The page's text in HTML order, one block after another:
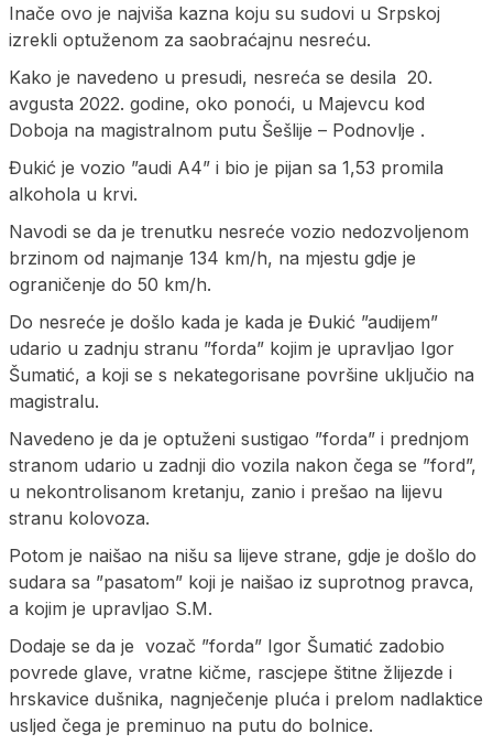
Inače ovo je najviša kazna koju su sudovi u Srpskoj
izrekli optuženom za saobraćajnu nesreću.
Kako je navedeno u presudi, nesreća se desila 20.
avgusta 2022. godine, oko ponoći, u Majevcu kod
Doboja na magistralnom putu Šešlije – Podnovlje .
Đukić je vozio ”audi A4” i bio je pijan sa 1,53 promila
alkohola u krvi.
Navodi se da je trenutku nesreće vozio nedozvoljenom
brzinom od najmanje 134 km/h, na mjestu gdje je
ograničenje do 50 km/h.
Do nesreće je došlo kada je kada je Đukić ”audijem”
udario u zadnju stranu ”forda” kojim je upravljao Igor
Šumatić, a koji se s nekategorisane površine uključio na
magistralu.
Navedeno je da je optuženi sustigao ”forda” i prednjom
stranom udario u zadnji dio vozila nakon čega se ”ford”,
u nekontrolisanom kretanju, zanio i prešao na lijevu
stranu kolovoza.
Potom je naišao na nišu sa lijeve strane, gdje je došlo do
sudara sa ”pasatom” koji je naišao iz suprotnog pravca,
a kojim je upravljao S.M.
Dodaje se da je vozač ”forda” Igor Šumatić zadobio
povrede glave, vratne kičme, rascjepe štitne žlijezde i
hrskavice dušnika, nagnječenje pluća i prelom nadlaktice
usljed čega je preminuo na putu do bolnice.